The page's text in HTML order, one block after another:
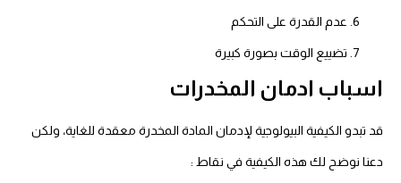
عدم القدرة على التحكم
تضييع الوقت بصورة كبيرة
اسباب ادمان المخدرات
قد تبدو الكيفية البيولوجية لإدمان المادة المخدرة معقدة للغاية، ولكن
دعنا نوضح لك هذه الكيفية في نقاط :